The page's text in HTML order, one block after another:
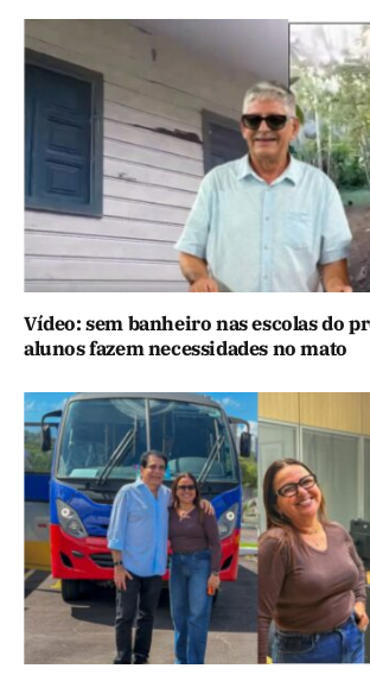
Vídeo: sem banheiro nas escolas do
alunos fazem necessidades no mato